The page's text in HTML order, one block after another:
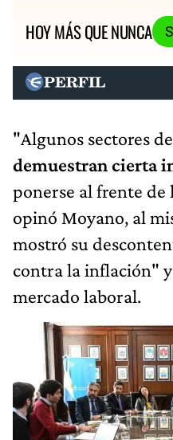
HOY MÁS QUE NUNCA
"Algunos sectores
demuestran cierta
ponerse al frente de
opinó Moyano, al
mostró su
contra la inflación"
mercado laboral.